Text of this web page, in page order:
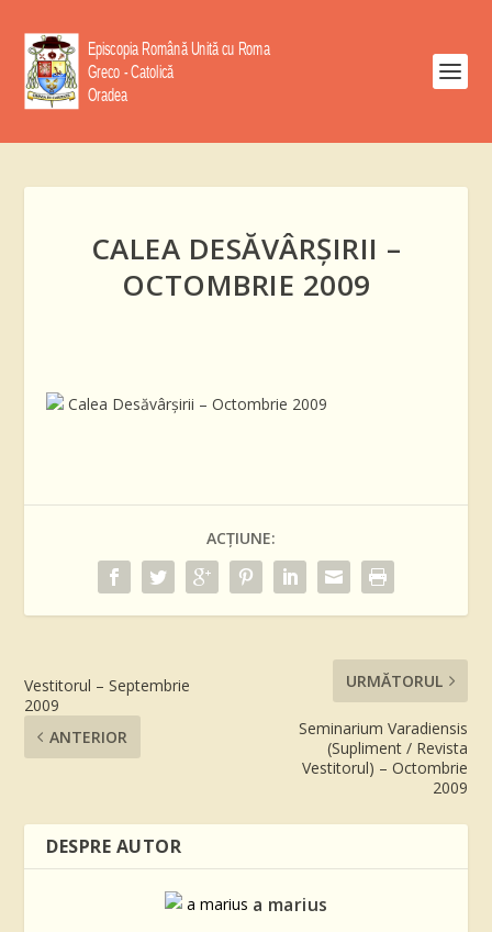
CALEA DESĂVÂRŞIRII –
OCTOMBRIE 2009
Calea Desăvârşirii – Octombrie 2009
ACȚIUNE:
Vestitorul – Septembrie
2009
ANTERIOR
URMĂTORUL
Seminarium Varadiensis
(Supliment / Revista
Vestitorul) – Octombrie
2009
DESPRE AUTOR
a marius